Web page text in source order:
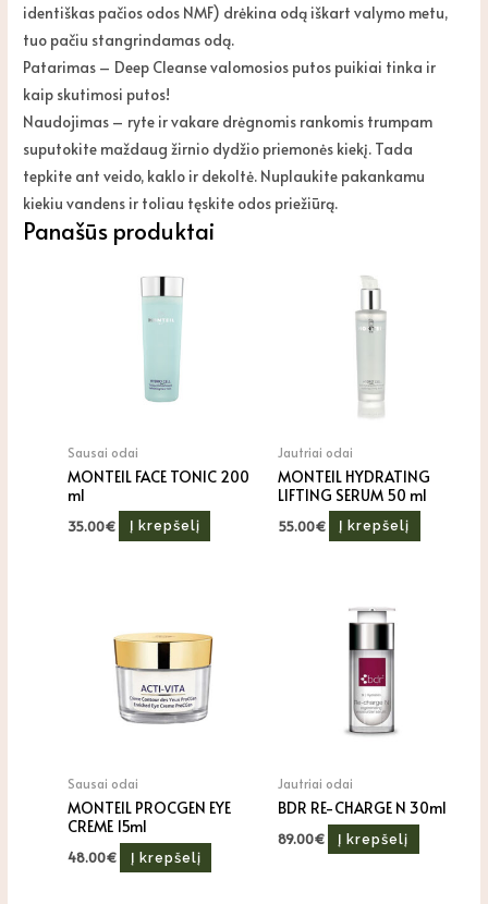
identiškas pačios odos NMF) drėkina odą iškart valymo metu,
tuo pačiu stangrindamas odą.
Patarimas – Deep Cleanse valomosios putos puikiai tinka ir
kaip skutimosi putos!
Naudojimas – ryte ir vakare drėgnomis rankomis trumpam
suputokite maždaug žirnio dydžio priemonės kiekį. Tada
tepkite ant veido, kaklo ir dekoltė. Nuplaukite pakankamu
kiekiu vandens ir toliau tęskite odos priežiūrą.
Panašūs produktai
Sausai odai
MONTEIL FACE TONIC 200
ml
35.00€ Į krepšelį
Jautriai odai
MONTEIL HYDRATING
LIFTING SERUM 50 ml
55.00€ Į krepšelį
Sausai odai
MONTEIL PROCGEN EYE
CREME 15ml
48.00€ Į krepšelį
Jautriai odai
BDR RE-CHARGE N 30ml
89.00€ Į krepšelį